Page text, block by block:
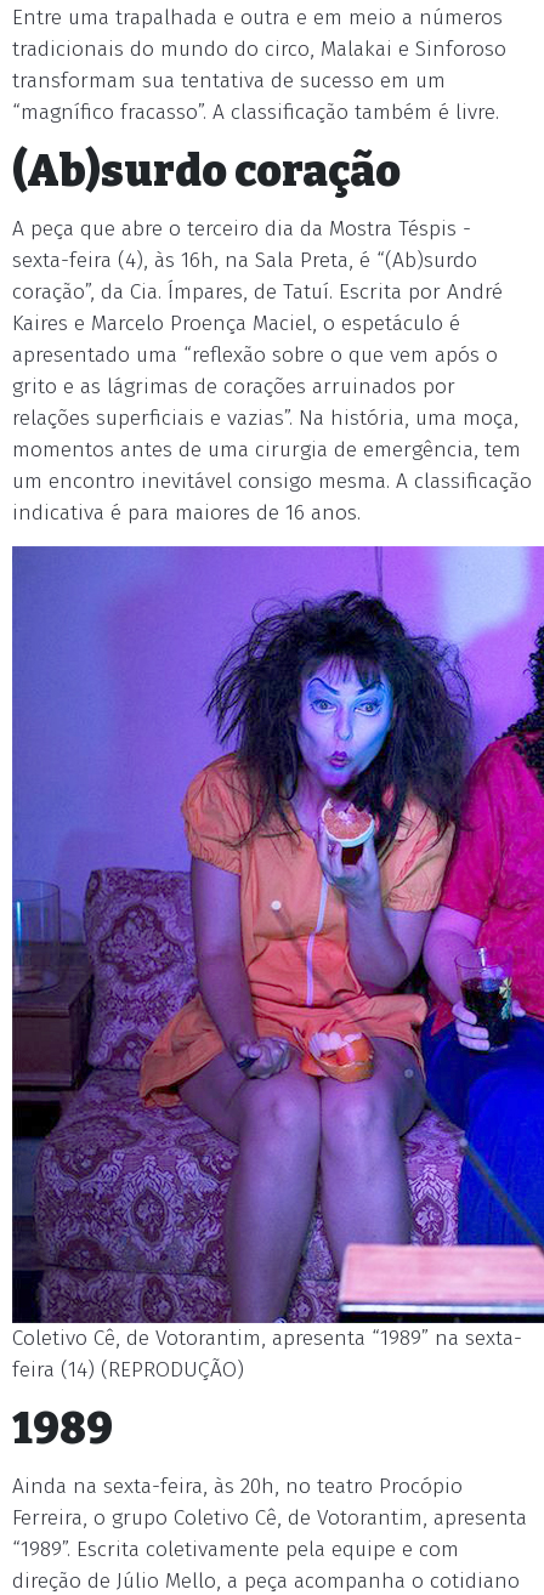
Entre uma trapalhada e outra e em meio a números
tradicionais do mundo do circo, Malakai e Sinforoso
transformam sua tentativa de sucesso em um
“magnífico fracasso”. A classificação também é livre.
(Ab)surdo coração
A peça que abre o terceiro dia da Mostra Téspis -
sexta-feira (4), às 16h, na Sala Preta, é “(Ab)surdo
coração”, da Cia. Ímpares, de Tatuí. Escrita por André
Kaires e Marcelo Proença Maciel, o espetáculo é
apresentado uma “reflexão sobre o que vem após o
grito e as lágrimas de corações arruinados por
relações superficiais e vazias”. Na história, uma moça,
momentos antes de uma cirurgia de emergência, tem
um encontro inevitável consigo mesma. A classificação
indicativa é para maiores de 16 anos.
Coletivo Cê, de Votorantim, apresenta “1989” na sexta-
feira (14) (REPRODUÇÃO)
1989
Ainda na sexta-feira, às 20h, no teatro Procópio
Ferreira, o grupo Coletivo Cê, de Votorantim, apresenta
“1989”. Escrita coletivamente pela equipe e com
direção de Júlio Mello, a peça acompanha o cotidiano